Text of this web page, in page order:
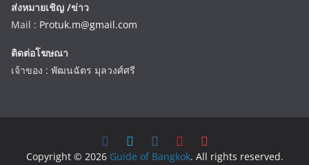
ส่งหมายเชิญ /ข่าว
Mail : Protuk.m@gmail.com
ติดต่อโฆษณา
เจ้าของ : พัฒนฉัตร มุลวงศ์ศรี
Copyright © 2026 Guide of Bangkok. All rights reserved.